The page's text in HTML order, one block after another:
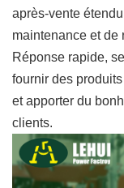
après-vente
maintenance et de
Réponse rapide,
fournir des
et apporter du
clients.